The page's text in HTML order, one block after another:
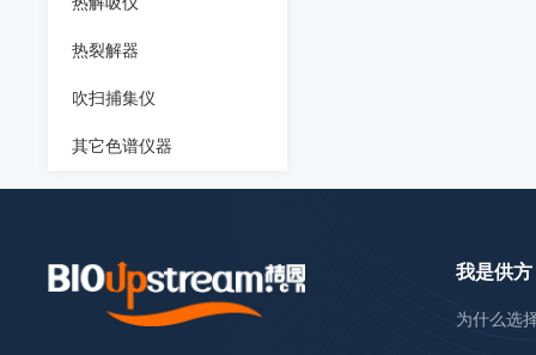
热裂解器
吹扫捕集仪
其它色谱仪器
我是供方
为什么选